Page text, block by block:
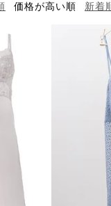
価格が高い順 新着